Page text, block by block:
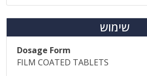
שימוש
Dosage Form
FILM COATED TABLETS